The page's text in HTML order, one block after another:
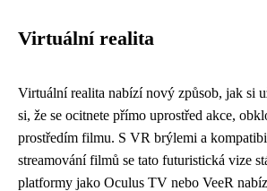
Virtuální realita
Virtuální realita nabízí nový způsob, jak si
si, že se ocitnete přímo uprostřed akce,
prostředím filmu. S VR brýlemi a
streamování filmů se tato futuristická vize
platformy jako Oculus TV nebo VeeR